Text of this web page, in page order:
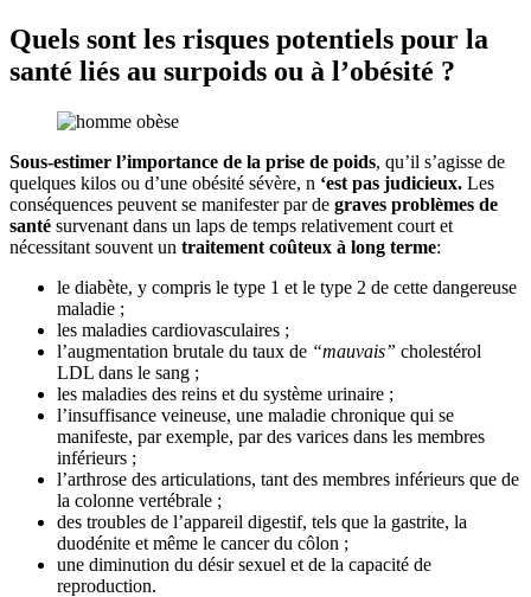
Quels sont les risques potentiels pour la
santé liés au surpoids ou à l’obésité ?
Sous-estimer l’importance de la prise de poids, qu’il s’agisse de
quelques kilos ou d’une obésité sévère, n ‘est pas judicieux. Les
conséquences peuvent se manifester par de graves problèmes de
santé survenant dans un laps de temps relativement court et
nécessitant souvent un traitement coûteux à long terme:
le diabète, y compris le type 1 et le type 2 de cette dangereuse
maladie ;
les maladies cardiovasculaires ;
l’augmentation brutale du taux de “mauvais” cholestérol
LDL dans le sang ;
les maladies des reins et du système urinaire ;
l’insuffisance veineuse, une maladie chronique qui se
manifeste, par exemple, par des varices dans les membres
inférieurs ;
l’arthrose des articulations, tant des membres inférieurs que de
la colonne vertébrale ;
des troubles de l’appareil digestif, tels que la gastrite, la
duodénite et même le cancer du côlon ;
une diminution du désir sexuel et de la capacité de
reproduction.